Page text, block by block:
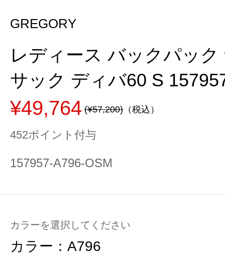
GREGORY
レディース バックパッ
サック ディバ60 S
¥49,764 (¥57,200) （税込）
452ポイント付与
157957-A796-OSM
カラーを選択してください
カラー： A796